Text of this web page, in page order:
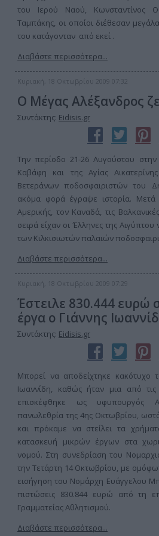
του Ιερού Ναού, Κωνσταντίνος
Ταμπάκης, οι οποίοι διέθεσαν
του κατάγονταν από εκεί .
Διαβάστε περισσότερα...
Κυριακή, 18 Οκτωβρίου 2009 07:32
Ο Μέγας Αλέξανδρος
Συντάκτης: Eidisis.gr
Την περίοδο 21-26 Αυγούστου
Καβάφη και της Αγίας
Βετεράνων ποδοσφαιριστών του
ακόμα φορά έγραψε ιστορία. Μετά
Αμερικής, τον Καναδά, τις
σειρά είχαν οι Έλληνες της
των Κιλκισιωτών παλαιών
Διαβάστε περισσότερα...
Κυριακή, 18 Οκτωβρίου 2009 07:29
Έστειλε 830.444 ευρώ
έργα ο Γιάννης
Συντάκτης: Eidisis.gr
Μπορεί να αποδείχτηκε κακότυχο
Ιωαννίδη, καθώς ήταν μια από τις
επισκέφθηκε ως υφυπουργός
πανωλεθρία της 4ης Οκτωβρίου,
και πρόκαμε να στείλει τα
κατασκευή μικρών έργων στα
νομού. Στη συνεδρίαση του
την Τετάρτη 14 Οκτωβρίου, με
εισήγηση του Νομάρχη Ευάγγελου
πιστώσεις 830.844 ευρώ από τη
Γραμματείας Αθλητισμού.
Διαβάστε περισσότερα...